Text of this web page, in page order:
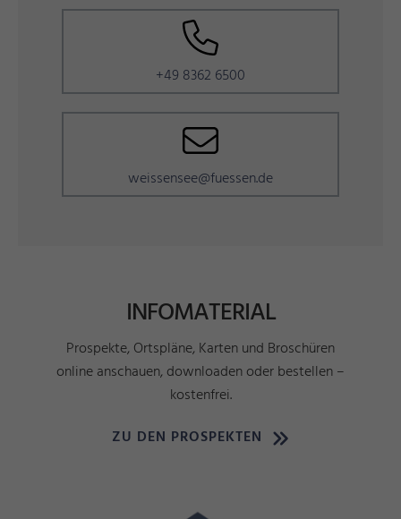
+49 8362 6500
weissensee@fuessen.de
INFOMATERIAL
Prospekte, Ortspläne, Karten und Broschüren
online anschauen, downloaden oder bestellen –
kostenfrei.
ZU DEN PROSPEKTEN